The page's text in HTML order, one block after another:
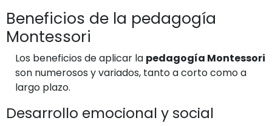
Beneficios de la pedagogía
Montessori
Los beneficios de aplicar la pedagogía Montessori
son numerosos y variados, tanto a corto como a
largo plazo.
Desarrollo emocional y social